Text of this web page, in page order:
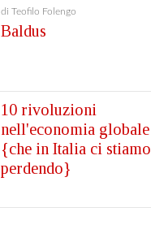
di Teofilo Folengo
Baldus
10 rivoluzioni
nell'economia globale
{che in Italia ci stiamo
perdendo}